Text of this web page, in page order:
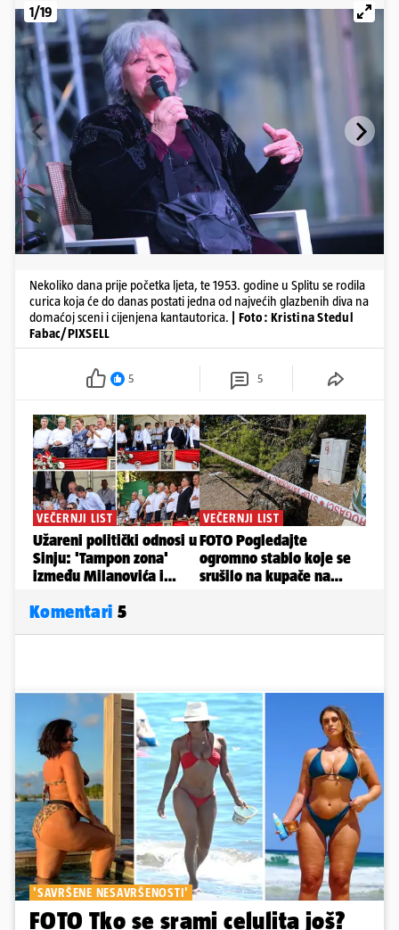
1/19
Nekoliko dana prije početka ljeta, te 1953. godine u Splitu se rodila
curica koja će do danas postati jedna od najvećih glazbenih diva na
domaćoj sceni i cijenjena kantautorica.
| Foto: Kristina Stedul
Fabac/PIXSELL
5 5
Komentari 5
'SAVRŠENE NESAVRŠENOSTI'
FOTO Tko se srami celulita još?